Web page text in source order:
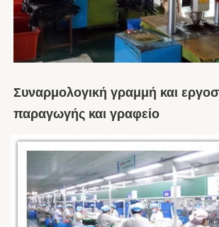
Συναρμολογική γραμμή και
παραγωγής και γραφείο